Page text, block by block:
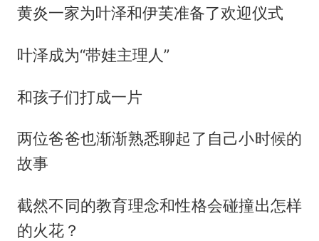
黄炎一家为叶泽和伊芙准备了欢迎仪式
叶泽成为“带娃主理人”
和孩子们打成一片
两位爸爸也渐渐熟悉聊起了自己小时候的
故事
截然不同的教育理念和性格会碰撞出怎样
的火花？